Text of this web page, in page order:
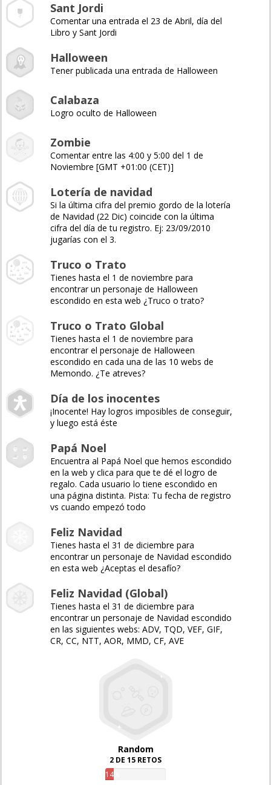
Sant Jordi
Comentar una entrada el 23 de Abril, día del
Libro y Sant Jordi
Halloween
Tener publicada una entrada de Halloween
Calabaza
Logro oculto de Halloween
Zombie
Comentar entre las 4:00 y 5:00 del 1 de
Noviembre [GMT +01:00 (CET)]
Lotería de navidad
Si la última cifra del premio gordo de la lotería
de Navidad (22 Dic) coincide con la última
cifra del día de tu registro. Ej: 23/09/2010
jugarías con el 3.
Truco o Trato
Tienes hasta el 1 de noviembre para
encontrar un personaje de Halloween
escondido en esta web ¿Truco o trato?
Truco o Trato Global
Tienes hasta el 1 de noviembre para
encontrar el personaje de Halloween
escondido en cada una de las 10 webs de
Memondo. ¿Te atreves?
Día de los inocentes
¡Inocente! Hay logros imposibles de conseguir,
y luego está éste
Papá Noel
Encuentra al Papá Noel que hemos escondido
en la web y clica para que te dé el logro de
regalo. Cada usuario lo tiene escondido en
una página distinta. Pista: Tu fecha de registro
vs cuando empezó todo
Feliz Navidad
Tienes hasta el 31 de diciembre para
encontrar un personaje de Navidad escondido
en esta web ¿Aceptas el desafío?
Feliz Navidad (Global)
Tienes hasta el 31 de diciembre para
encontrar un personaje de Navidad escondido
en las siguientes webs: ADV, TQD, VEF, GIF,
CR, CC, NTT, AOR, MMD, CF, AVE
Random
2 DE 15 RETOS
14%